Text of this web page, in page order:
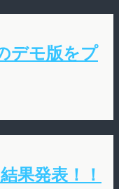
デモ版をプ
果発表！！